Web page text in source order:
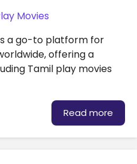
a go-to platform for
offering a
Tamil play movies
Read more